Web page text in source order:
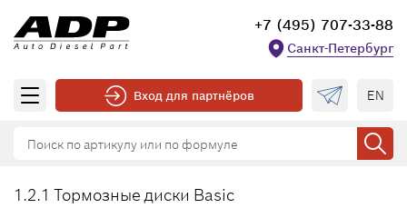
+7 (495) 707-33-88
Санкт-Петербург
Вход для партнёров EN
1.2.1 Тормозные диски Basic